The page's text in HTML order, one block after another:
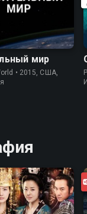
мир
• 2015, США,